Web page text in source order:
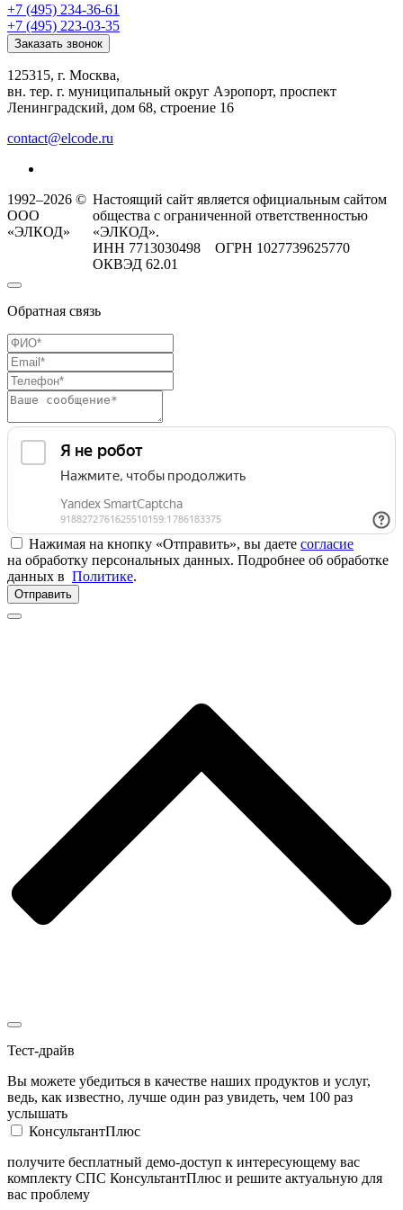
+7 (495) 234-36-61
+7 (495) 223-03-35
Заказать звонок
125315, г. Москва,
вн. тер. г. муниципальный округ Аэропорт, проспект
Ленинградский, дом 68, строение 16
contact@elcode.ru
1992–2026 ©
ООО
«ЭЛКОД»
Настоящий сайт является официальным сайтом
общества с ограниченной ответственностью
«ЭЛКОД».
ИНН 7713030498 ОГРН 1027739625770
ОКВЭД 62.01
Обратная связь
Нажимая на кнопку «Отправить», вы даете согласие
на обработку персональных данных. Подробнее об обработке
данных в Политике.
Отправить
Тест-драйв
Вы можете убедиться в качестве наших продуктов и услуг,
ведь, как известно, лучше один раз увидеть, чем 100 раз
услышать
КонсультантПлюс
получите бесплатный демо-доступ к интересующему вас
комплекту СПС КонсультантПлюс и решите актуальную для
вас проблему